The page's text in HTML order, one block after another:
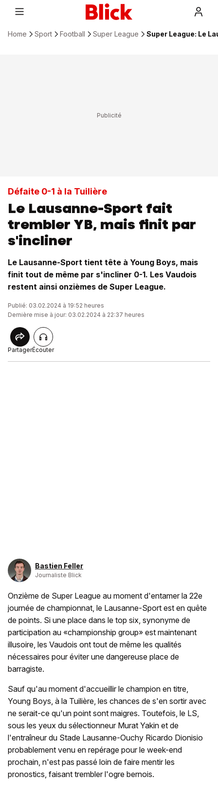
Home Sport Football Super League Super League: Le
Défaite 0-1 à la Tuilière
Le Lausanne-Sport fait
trembler YB, mais finit par
s'incliner
Le Lausanne-Sport tient tête à Young Boys, mais
finit tout de même par s'incliner 0-1. Les Vaudois
restent ainsi onzièmes de Super League.
Publié: 03.02.2024 à 19:52 heures
Dernière mise à jour: 03.02.2024 à 22:37 heures
PartagerÉcouter
Bastien Feller
Journaliste Blick
Onzième de Super League au moment d'entamer la 22e
journée de championnat, le Lausanne-Sport est en quête
de points. Si une place dans le top six, synonyme de
participation au «championship group» est maintenant
illusoire, les Vaudois ont tout de même les qualités
nécessaires pour éviter une dangereuse place de
barragiste.
Sauf qu'au moment d'accueillir le champion en titre,
Young Boys, à la Tuilière, les chances de s'en sortir avec
ne serait-ce qu'un point sont maigres. Toutefois, le LS,
sous les yeux du sélectionneur Murat Yakin et de
l'entraîneur du Stade Lausanne-Ouchy Ricardo Dionisio
probablement venu en repérage pour le week-end
prochain, n'est pas passé loin de faire mentir les
pronostics, faisant trembler l'ogre bernois.